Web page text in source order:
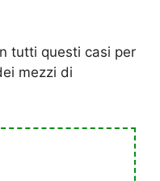
tutti questi casi per
mezzi di